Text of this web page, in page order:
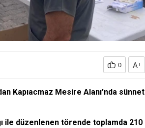
0 A+
Kapıacmaz Mesire Alanı’nda sünnet
ile düzenlenen törende toplamda 210